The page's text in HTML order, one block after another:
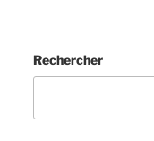
Rechercher